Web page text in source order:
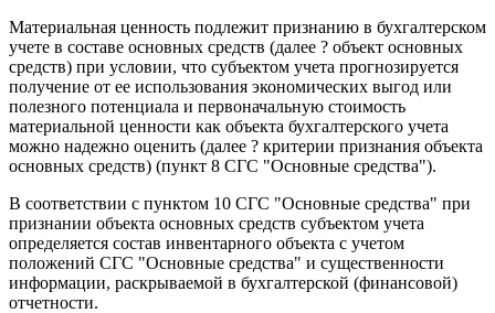
Материальная ценность подлежит признанию в бухгалтерском
учете в составе основных средств (далее ? объект основных
средств) при условии, что субъектом учета прогнозируется
получение от ее использования экономических выгод или
полезного потенциала и первоначальную стоимость
материальной ценности как объекта бухгалтерского учета
можно надежно оценить (далее ? критерии признания объекта
основных средств) (пункт 8 СГС "Основные средства").
В соответствии с пунктом 10 СГС "Основные средства" при
признании объекта основных средств субъектом учета
определяется состав инвентарного объекта с учетом
положений СГС "Основные средства" и существенности
информации, раскрываемой в бухгалтерской (финансовой)
отчетности.